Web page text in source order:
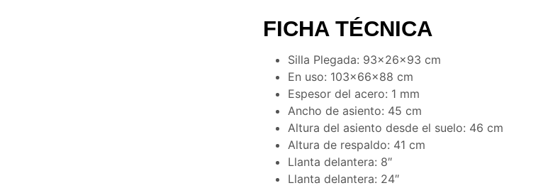
FICHA TÉCNICA
Silla Plegada: 93×26×93 cm
En uso: 103×66×88 cm
Espesor del acero: 1 mm
Ancho de asiento: 45 cm
Altura del asiento desde el suelo: 46 cm
Altura de respaldo: 41 cm
Llanta delantera: 8″
Llanta delantera: 24″